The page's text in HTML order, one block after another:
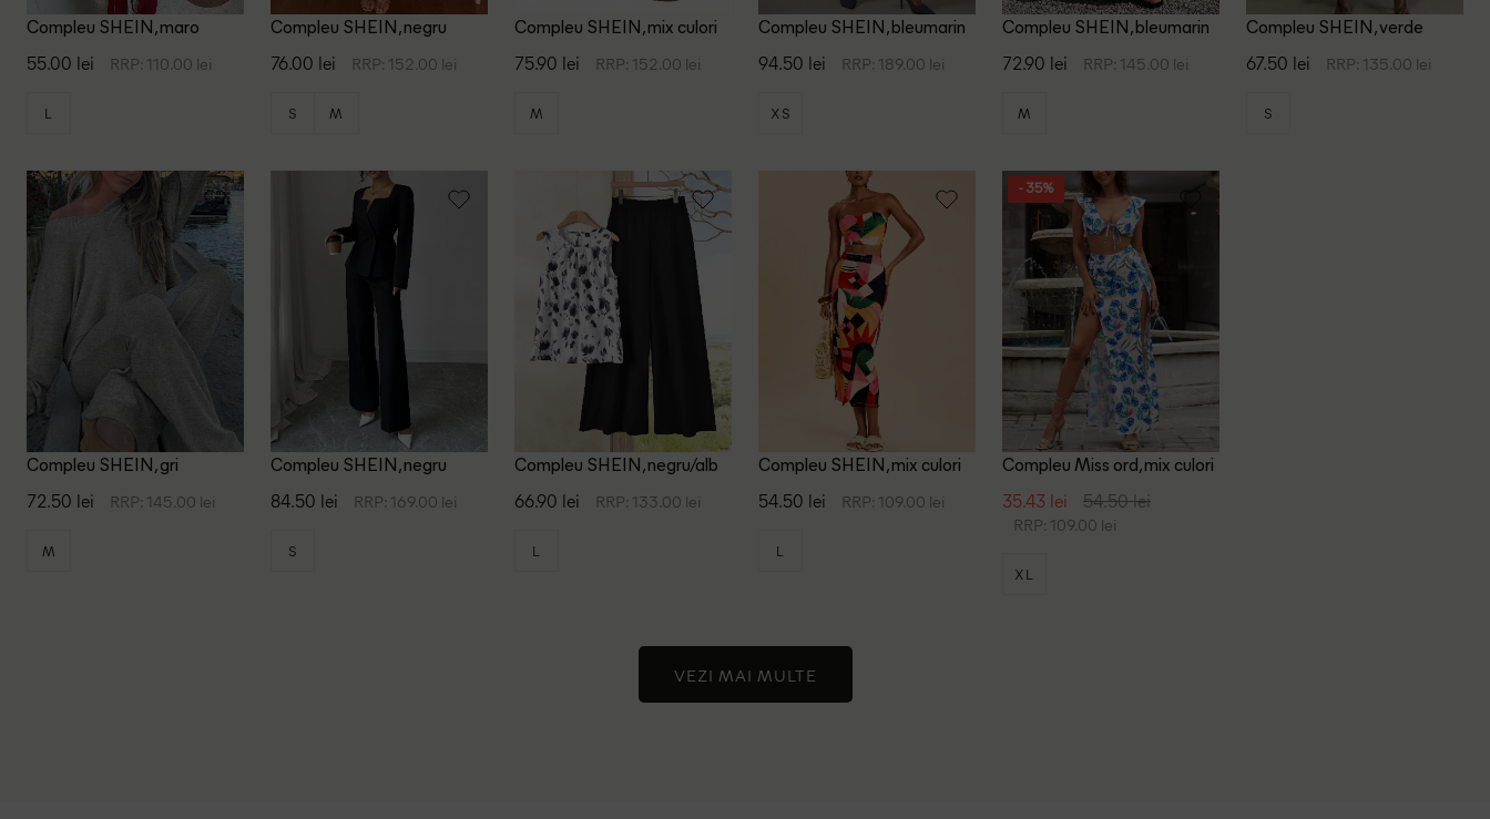
Compleu SHEIN, maro
55.00 lei RRP: 110.00 lei
L
Compleu SHEIN, negru
76.00 lei RRP: 152.00 lei
S M
Compleu SHEIN, mix culori
75.90 lei RRP: 152.00 lei
M
Compleu SHEIN, bleumarin
94.50 lei RRP: 189.00 lei
XS
Compleu SHEIN, bleumarin
72.90 lei RRP: 145.00 lei
M
Compleu SHEIN, verde
67.50 lei RRP: 135.00 lei
S
Compleu SHEIN, gri
72.50 lei RRP: 145.00 lei
M
Compleu SHEIN, negru
84.50 lei RRP: 169.00 lei
S
Compleu SHEIN, negru/alb
66.90 lei RRP: 133.00 lei
L
Compleu SHEIN, mix culori
54.50 lei RRP: 109.00 lei
L
- 35%
Compleu Miss ord, mix culori
35.43 lei 54.50 lei
RRP: 109.00 lei
XL
VEZI MAI MULTE